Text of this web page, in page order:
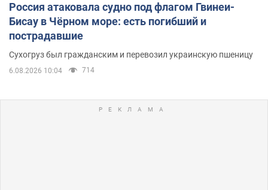
Россия атаковала судно под флагом Гвинеи-
Бисау в Чёрном море: есть погибший и
пострадавшие
Сухогруз был гражданским и перевозил украинскую пшеницу
6.08.2026 10:04 714